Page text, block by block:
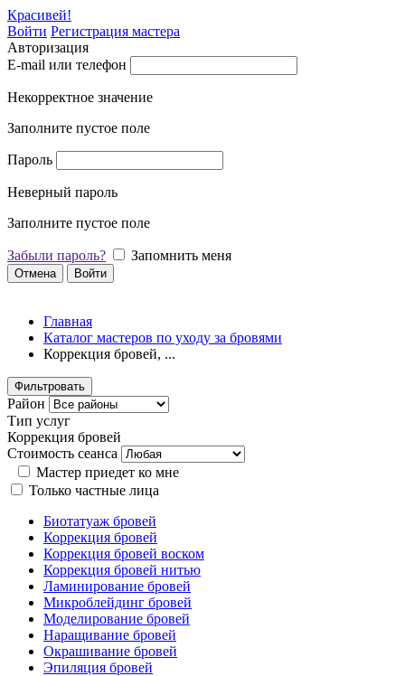
Красивей!
Войти Регистрация мастера
Авторизация
E-mail или телефон
Некорректное значение
Заполните пустое поле
Пароль
Неверный пароль
Заполните пустое поле
Забыли пароль? Запомнить меня
Отмена Войти
Главная
Каталог мастеров по уходу за бровями
Коррекция бровей, ...
Фильтровать
Район
Тип услуг
Коррекция бровей
Стоимость сеанса
Мастер приедет ко мне
Только частные лица
Биотатуаж бровей
Коррекция бровей
Коррекция бровей воском
Коррекция бровей нитью
Ламинирование бровей
Микроблейдинг бровей
Моделирование бровей
Наращивание бровей
Окрашивание бровей
Эпиляция бровей